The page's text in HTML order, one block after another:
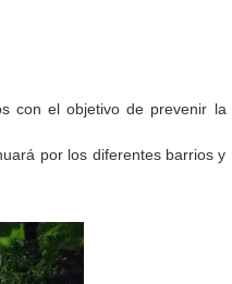
con el objetivo de prevenir la
por los diferentes barrios y